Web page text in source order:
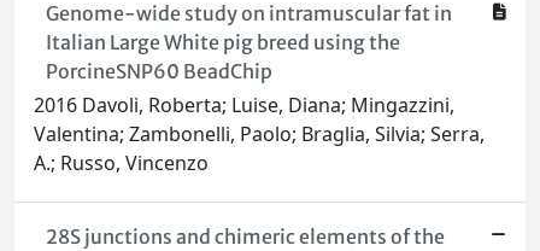
Genome-wide study on intramuscular fat in
Italian Large White pig breed using the
PorcineSNP60 BeadChip
2016 Davoli, Roberta; Luise, Diana; Mingazzini,
Valentina; Zambonelli, Paolo; Braglia, Silvia; Serra,
A.; Russo, Vincenzo
28S junctions and chimeric elements of the